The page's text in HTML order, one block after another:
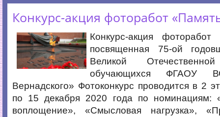
Конкурс-акция фоторабот
Конкурс-акция
посвященная 75-ой
Великой
обучающихся
Вернадского» Фотоконкурс проводится в 2
по 15 декабря 2020 года по номинациям:
воплощение», «Смысловая нагрузка»,